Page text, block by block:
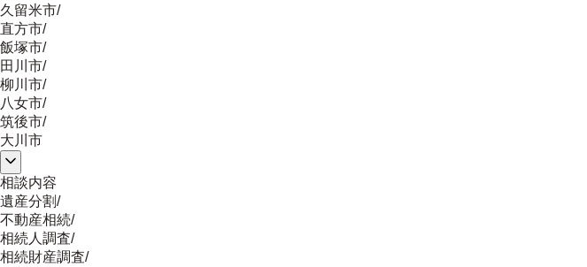
久留米市/
直方市/
飯塚市/
田川市/
柳川市/
八女市/
筑後市/
大川市
相談内容
遺産分割/
不動産相続/
相続人調査/
相続財産調査/